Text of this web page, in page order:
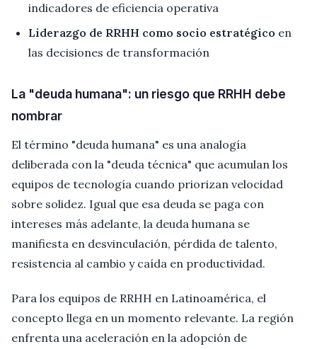
indicadores de eficiencia operativa
Liderazgo de RRHH como socio estratégico en
las decisiones de transformación
La "deuda humana": un riesgo que RRHH debe
nombrar
El término "deuda humana" es una analogía
deliberada con la "deuda técnica" que acumulan los
equipos de tecnología cuando priorizan velocidad
sobre solidez. Igual que esa deuda se paga con
intereses más adelante, la deuda humana se
manifiesta en desvinculación, pérdida de talento,
resistencia al cambio y caída en productividad.
Para los equipos de RRHH en Latinoamérica, el
concepto llega en un momento relevante. La región
enfrenta una aceleración en la adopción de